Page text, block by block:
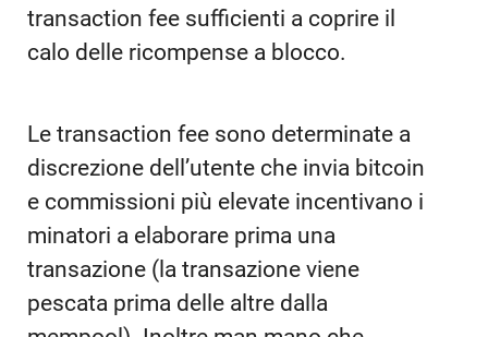
transaction fee sufficienti a coprire il
calo delle ricompense a blocco.
Le transaction fee sono determinate a
discrezione dell’utente che invia bitcoin
e commissioni più elevate incentivano i
minatori a elaborare prima una
transazione (la transazione viene
pescata prima delle altre dalla